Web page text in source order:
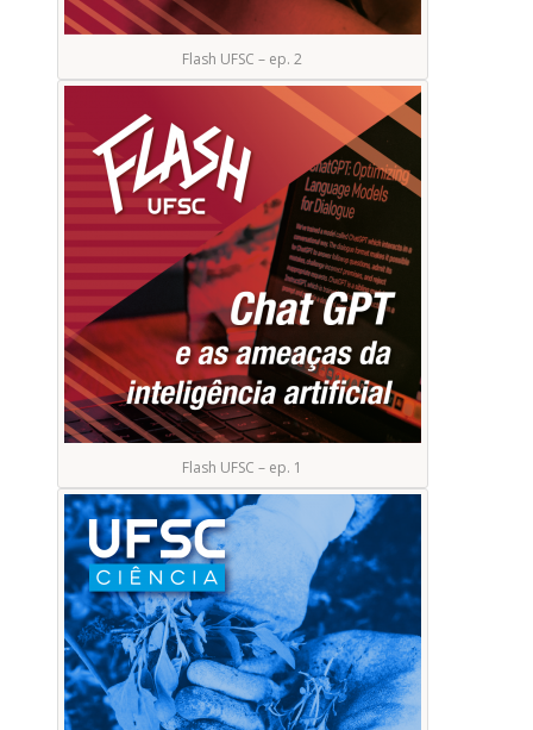
Flash UFSC – ep. 2
Flash UFSC – ep. 1